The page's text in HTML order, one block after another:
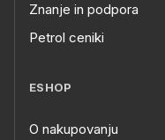
Znanje in podpora
Petrol ceniki
ESHOP
O nakupovanju